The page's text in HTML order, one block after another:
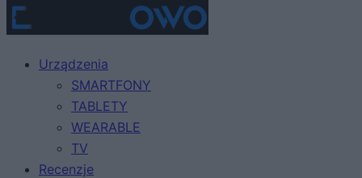
Urządzenia
SMARTFONY
TABLETY
WEARABLE
TV
Recenzje